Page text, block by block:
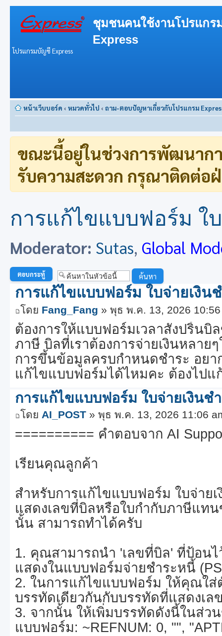
ชุมชนคนใช้งานโปรแก
Express
โปรแกรมบัญชี Express
หน้าเว็บบอร์ด ‹ หมวดทั่วไป ‹ ถาม-ตอบปัญหาเกี่ยวกับโปรแกรม
ขณะนี้อยู่ในช่วงการพัฒนาก
รับความสะดวก กรุณาติดต่อ
การแก้ไขแบบฟอร์ม ใ
Moderator: Sutas, Global
ตอบกระทู้
การแก้ไขแบบฟอร์ม ใบจ่ายเงิน
โดย Fang_Fang » พุธ พ.ค. 13, 2026
ต้องการให้แบบฟอร์มเวลาสั่งปริ้นบิ
ภาษี บิลที่เราต้องการจ่ายเงินหลา
การขึ้นข้อมูลครบกำหนดชำระ อยา
แก้ไขแบบฟอร์มได้ไหมคะ ต้องไปแ
การแก้ไขแบบฟอร์ม ใบจ่ายเงินช
โดย AI_POST » พุธ พ.ค. 13, 2026 11:06
========== คำตอบจาก AI
เรียนคุณลูกค้า
สำหรับการแก้ไขแบบฟอร์ม ใบจ่ายเ
แสดงเลขที่บิลหรือใบกำกับภาษีแท
นั้น สามารถทำได้ครับ
1. คุณสามารถนำ 'เลขที่บิล' ที่ป้อน
แสดงในแบบฟอร์มจ่ายชำระหนี้
2. ในการแก้ไขแบบฟอร์ม ให้คุณใส่
บรรทัดเดียวกันกับบรรทัดที่แสดงเล
3. จากนั้น ให้เพิ่มบรรทัดดังนี้ในส่ว
แบบฟอร์ม: ~REFNUM: 0, "",